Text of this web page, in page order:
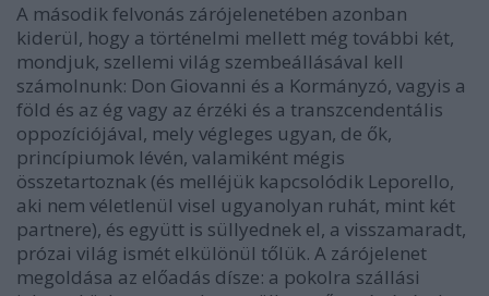
A második felvonás zárójelenetében azonban
kiderül, hogy a történelmi mellett még további két,
mondjuk, szellemi világ szembeállásával kell
számolnunk: Don Giovanni és a Kormányzó, vagyis a
föld és az ég vagy az érzéki és a transzcendentális
oppozíciójával, mely végleges ugyan, de ők,
princípiumok lévén, valamiként mégis
összetartoznak (és melléjük kapcsolódik Leporello,
aki nem véletlenül visel ugyanolyan ruhát, mint két
partnere), és együtt is süllyednek el, a visszamaradt,
prózai világ ismét elkülönül tőlük. A zárójelenet
megoldása az előadás dísze: a pokolra szállási